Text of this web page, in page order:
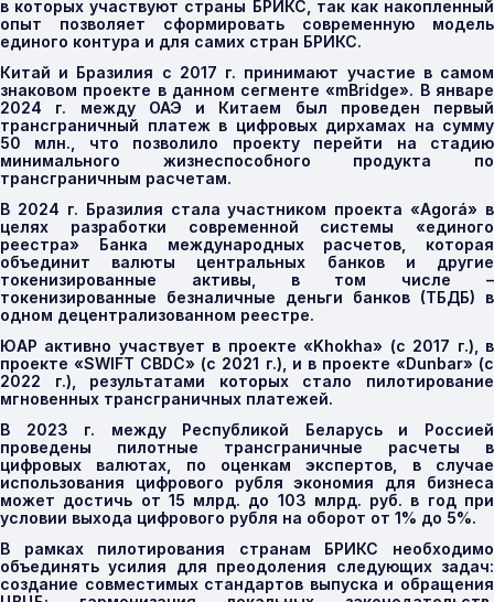
в которых участвуют страны БРИКС, так как накопленный
опыт позволяет сформировать современную модель
единого контура и для самих стран БРИКС.
Китай и Бразилия с 2017 г. принимают участие в самом
знаковом проекте в данном сегменте «mBridge». В январе
2024 г. между ОАЭ и Китаем был проведен первый
трансграничный платеж в цифровых дирхамах на сумму
50 млн., что позволило проекту перейти на стадию
минимального жизнеспособного продукта по
трансграничным расчетам.
В 2024 г. Бразилия стала участником проекта «Agorá» в
целях разработки современной системы «единого
реестра» Банка международных расчетов, которая
объединит валюты центральных банков и другие
токенизированные активы, в том числе –
токенизированные безналичные деньги банков (ТБДБ) в
одном децентрализованном реестре.
ЮАР активно участвует в проекте «Khokha» (с 2017 г.), в
проекте «SWIFT CBDC» (с 2021 г.), и в проекте «Dunbar» (с
2022 г.), результатами которых стало пилотирование
мгновенных трансграничных платежей.
В 2023 г. между Республикой Беларусь и Россией
проведены пилотные трансграничные расчеты в
цифровых валютах, по оценкам экспертов, в случае
использования цифрового рубля экономия для бизнеса
может достичь от 15 млрд. до 103 млрд. руб. в год при
условии выхода цифрового рубля на оборот от 1% до 5%.
В рамках пилотирования странам БРИКС необходимо
объединять усилия для преодоления следующих задач:
создание совместимых стандартов выпуска и обращения